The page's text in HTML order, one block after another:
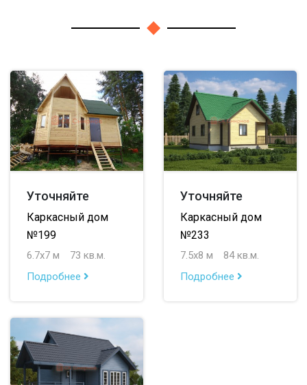
Уточняйте
Каркасный дом
№199
6.7х7 м
73 кв.м.
Подробнее
Уточняйте
Каркасный дом
№233
7.5х8 м
84 кв.м.
Подробнее